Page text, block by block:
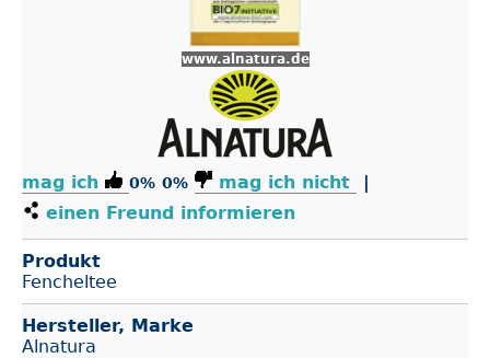
www.alnatura.de
mag ich 0% 0% mag ich nicht
|
einen Freund informieren
Produkt
Fencheltee
Hersteller, Marke
Alnatura